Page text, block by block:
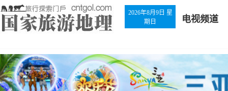
2026年8月9日 星
期日
电视频道